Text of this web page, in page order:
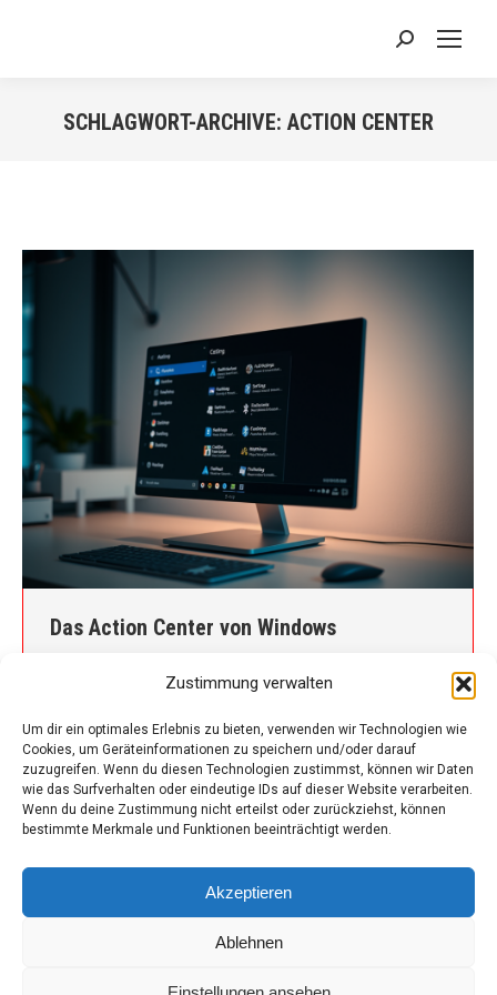
Zustimmung verwalten
Um dir ein optimales Erlebnis zu bieten, verwenden wir Technologien wie
Cookies, um Geräteinformationen zu speichern und/oder darauf
zuzugreifen. Wenn du diesen Technologien zustimmst, können wir Daten
wie das Surfverhalten oder eindeutige IDs auf dieser Website verarbeiten.
Wenn du deine Zustimmung nicht erteilst oder zurückziehst, können
bestimmte Merkmale und Funktionen beeinträchtigt werden.
Akzeptieren
Ablehnen
Search:
SCHLAGWORT-ARCHIVE: ACTION CENTER
Das Action Center von Windows
an dem du Benachrichtigungen und schnelle
Einstellungen wie WLAN, Bluetooth, Helligkeit und
mehr verwalten kannst. Hier sind die wichtigsten
Informationen dazu: Was ist das Action Center?
Zugriff auf das Action Center Hauptfunktionen
Einstellungen anpassen Nützlich für den Alltag